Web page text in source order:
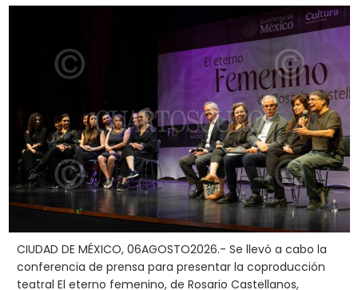
CIUDAD DE MÉXICO, 06AGOSTO2026.- Se llevó a cabo la
conferencia de prensa para presentar la coproducción
teatral El eterno femenino, de Rosario Castellanos,